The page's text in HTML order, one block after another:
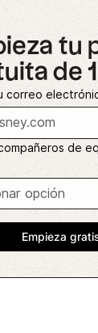
tu
de
correo
de